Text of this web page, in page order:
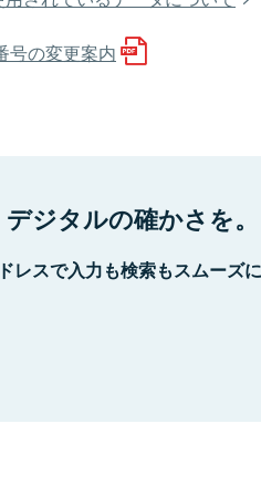
号の変更案内
ジタルの確かさを。
レスで入力も検索もスムーズ